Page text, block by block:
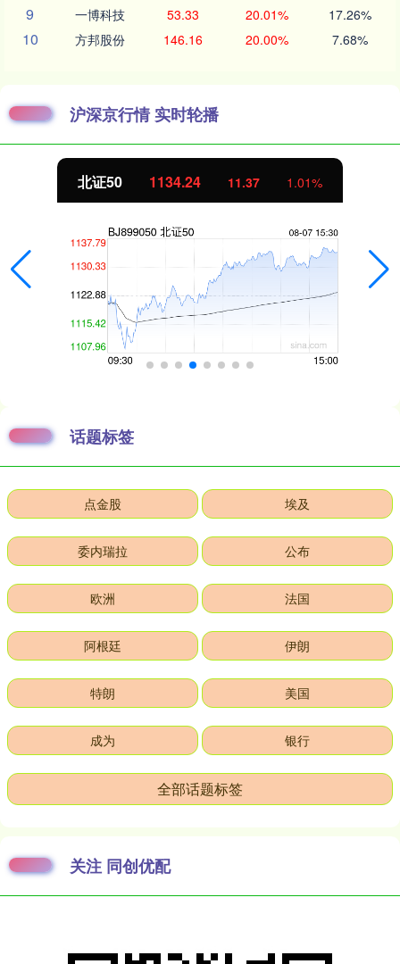
9 一博科技 53.33 20.01% 17.26%
10 方邦股份 146.16 20.00% 7.68%
沪深京行情 实时轮播
北证50 1134.24 11.37 1.01%
话题标签
点金股 埃及
委内瑞拉 公布
欧洲 法国
阿根廷 伊朗
特朗 美国
成为 银行
全部话题标签
关注 同创优配